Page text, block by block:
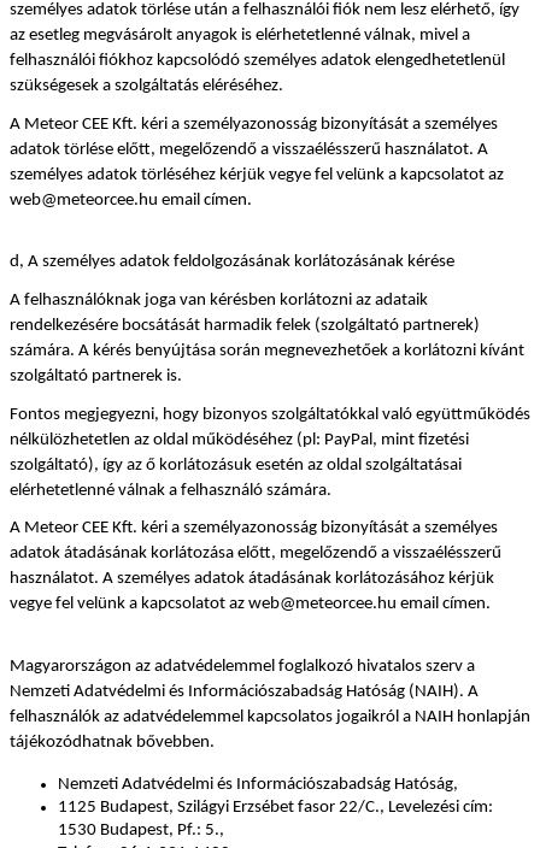
személyes adatok törlése után a felhasználói fiók nem lesz elérhető, így
az esetleg megvásárolt anyagok is elérhetetlenné válnak, mivel a
felhasználói fiókhoz kapcsolódó személyes adatok elengedhetetlenül
szükségesek a szolgáltatás eléréséhez.
A Meteor CEE Kft. kéri a személyazonosság bizonyítását a személyes
adatok törlése előtt, megelőzendő a visszaélésszerű használatot. A
személyes adatok törléséhez kérjük vegye fel velünk a kapcsolatot az
web@meteorcee.hu email címen.
d, A személyes adatok feldolgozásának korlátozásának kérése
A felhasználóknak joga van kérésben korlátozni az adataik
rendelkezésére bocsátását harmadik felek (szolgáltató partnerek)
számára. A kérés benyújtása során megnevezhetőek a korlátozni kívánt
szolgáltató partnerek is.
Fontos megjegyezni, hogy bizonyos szolgáltatókkal való együttműködés
nélkülözhetetlen az oldal működéséhez (pl: PayPal, mint fizetési
szolgáltató), így az ő korlátozásuk esetén az oldal szolgáltatásai
elérhetetlenné válnak a felhasználó számára.
A Meteor CEE Kft. kéri a személyazonosság bizonyítását a személyes
adatok átadásának korlátozása előtt, megelőzendő a visszaélésszerű
használatot. A személyes adatok átadásának korlátozásához kérjük
vegye fel velünk a kapcsolatot az web@meteorcee.hu email címen.
Magyarországon az adatvédelemmel foglalkozó hivatalos szerv a
Nemzeti Adatvédelmi és Információszabadság Hatóság (NAIH). A
felhasználók az adatvédelemmel kapcsolatos jogaikról a NAIH honlapján
tájékozódhatnak bővebben.
Nemzeti Adatvédelmi és Információszabadság Hatóság,
1125 Budapest, Szilágyi Erzsébet fasor 22/C., Levelezési cím:
1530 Budapest, Pf.: 5.,